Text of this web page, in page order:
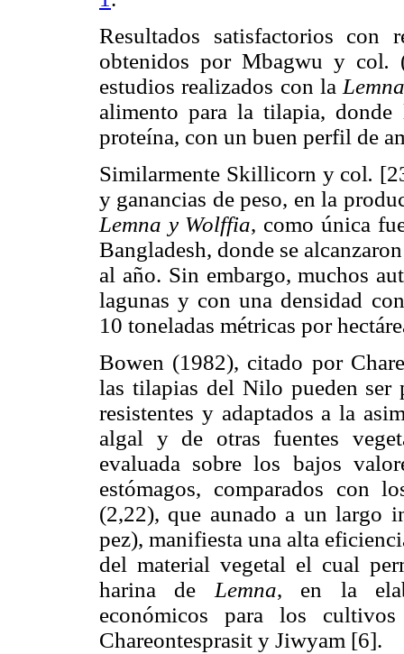
Resultados satisfactorios con
obtenidos por Mbagwu y col.
estudios realizados con la
alimento para la tilapia, donde
proteína, con un buen perfil de
Similarmente Skillicorn y col.
y ganancias de peso, en la
Lemna y Wolffia, como única
Bangladesh, donde se
al año. Sin embargo, muchos
lagunas y con una densidad
10 toneladas métricas por
Bowen (1982), citado por
las tilapias del Nilo pueden ser
resistentes y adaptados a la
algal y de otras fuentes
evaluada sobre los bajos
estómagos, comparados con
(2,22), que aunado a un largo
pez), manifiesta una alta
del material vegetal el cual
harina deLemna, en la
económicos para los
Chareontesprasit y Jiwyam [6].